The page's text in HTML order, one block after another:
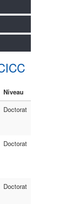
Niveau
Doctorat
Doctorat
Doctorat